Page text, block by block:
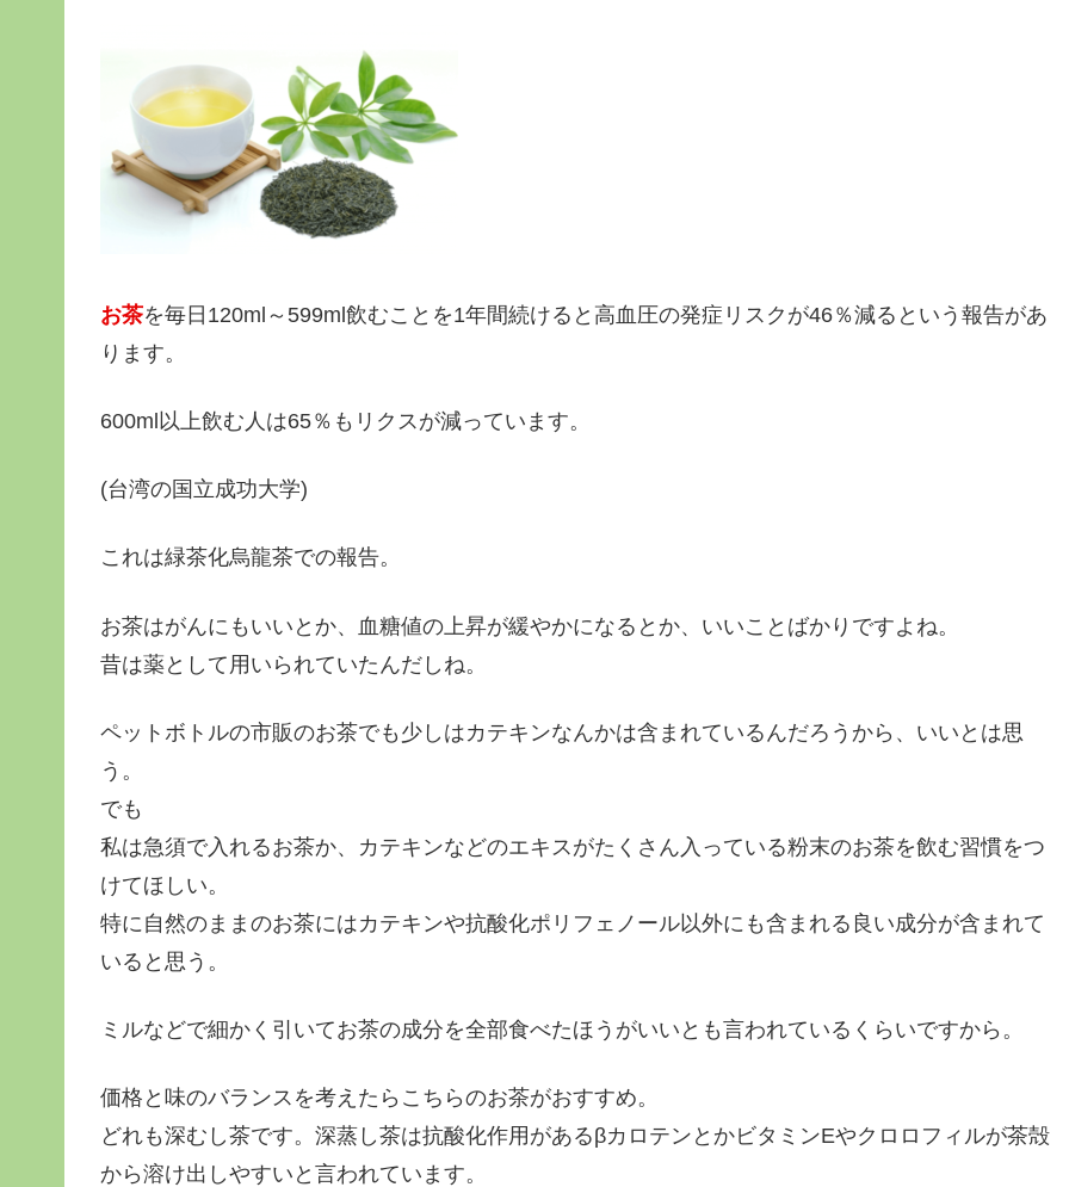
お茶を毎日120ml～599ml飲むことを1年間続けると高血圧の発症リスクが46％減るという報告があ
ります。
600ml以上飲む人は65％もリクスが減っています。
(台湾の国立成功大学)
これは緑茶化烏龍茶での報告。
お茶はがんにもいいとか、血糖値の上昇が緩やかになるとか、いいことばかりですよね。
昔は薬として用いられていたんだしね。
ペットボトルの市販のお茶でも少しはカテキンなんかは含まれているんだろうから、いいとは思
う。
でも
私は急須で入れるお茶か、カテキンなどのエキスがたくさん入っている粉末のお茶を飲む習慣をつ
けてほしい。
特に自然のままのお茶にはカテキンや抗酸化ポリフェノール以外にも含まれる良い成分が含まれて
いると思う。
ミルなどで細かく引いてお茶の成分を全部食べたほうがいいとも言われているくらいですから。
価格と味のバランスを考えたらこちらのお茶がおすすめ。
どれも深むし茶です。深蒸し茶は抗酸化作用があるβカロテンとかビタミンEやクロロフィルが茶殻
から溶け出しやすいと言われています。